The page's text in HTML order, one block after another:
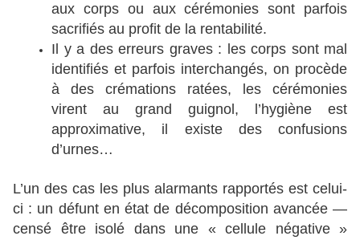
aux corps ou aux cérémonies sont parfois
sacrifiés au profit de la rentabilité.
Il y a des erreurs graves : les corps sont mal
identifiés et parfois interchangés, on procède
à des crémations ratées, les cérémonies
virent au grand guignol, l’hygiène est
approximative, il existe des confusions
d’urnes…
L’un des cas les plus alarmants rapportés est celui-
ci : un défunt en état de décomposition avancée —
censé être isolé dans une « cellule négative »